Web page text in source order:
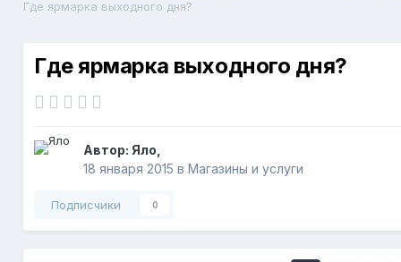
Где ярмарка выходного дня?
Где ярмарка выходного дня?
Автор: Яло
18 января 2015 вМагазины и услуги
Подписчики 0